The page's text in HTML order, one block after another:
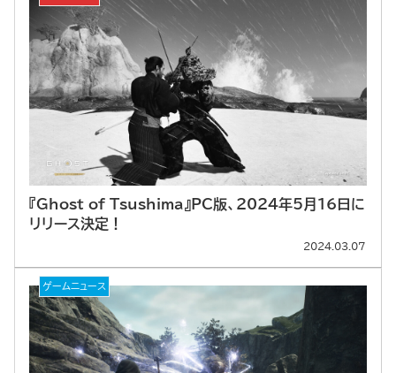
『Ghost of Tsushima』PC版、2024年5月16日に
リリース決定！
2024.03.07
ゲームニュース